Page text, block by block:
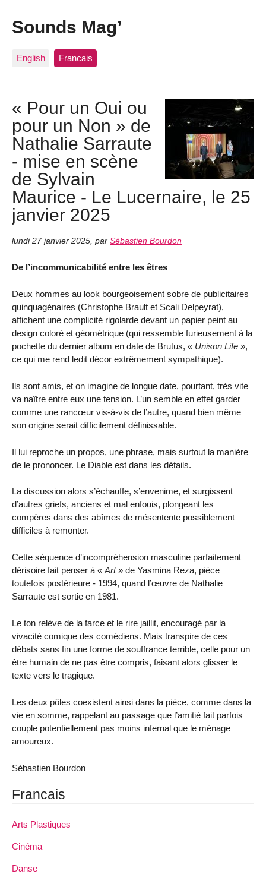
Sounds Mag’
English Francais
« Pour un Oui ou
pour un Non » de
Nathalie Sarraute
- mise en scène
de Sylvain
Maurice - Le Lucernaire, le 25
janvier 2025
lundi 27 janvier 2025, par Sébastien Bourdon
De l’incommunicabilité entre les êtres
Deux hommes au look bourgeoisement sobre de publicitaires
quinquagénaires (Christophe Brault et Scali Delpeyrat),
affichent une complicité rigolarde devant un papier peint au
design coloré et géométrique (qui ressemble furieusement à la
pochette du dernier album en date de Brutus, « Unison Life »,
ce qui me rend ledit décor extrêmement sympathique).
Ils sont amis, et on imagine de longue date, pourtant, très vite
va naître entre eux une tension. L’un semble en effet garder
comme une rancœur vis-à-vis de l’autre, quand bien même
son origine serait difficilement définissable.
Il lui reproche un propos, une phrase, mais surtout la manière
de le prononcer. Le Diable est dans les détails.
La discussion alors s’échauffe, s’envenime, et surgissent
d’autres griefs, anciens et mal enfouis, plongeant les
compères dans des abîmes de mésentente possiblement
difficiles à remonter.
Cette séquence d’incompréhension masculine parfaitement
dérisoire fait penser à « Art» de Yasmina Reza, pièce
toutefois postérieure - 1994, quand l’œuvre de Nathalie
Sarraute est sortie en 1981.
Le ton relève de la farce et le rire jaillit, encouragé par la
vivacité comique des comédiens. Mais transpire de ces
débats sans fin une forme de souffrance terrible, celle pour un
être humain de ne pas être compris, faisant alors glisser le
texte vers le tragique.
Les deux pôles coexistent ainsi dans la pièce, comme dans la
vie en somme, rappelant au passage que l’amitié fait parfois
couple potentiellement pas moins infernal que le ménage
amoureux.
Sébastien Bourdon
Francais
Arts Plastiques
Cinéma
Danse